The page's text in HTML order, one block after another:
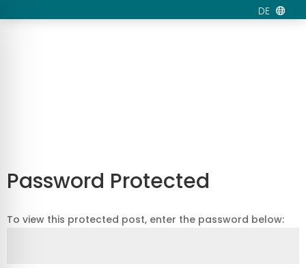
DE
Password Protected
To view this protected post, enter the password below: